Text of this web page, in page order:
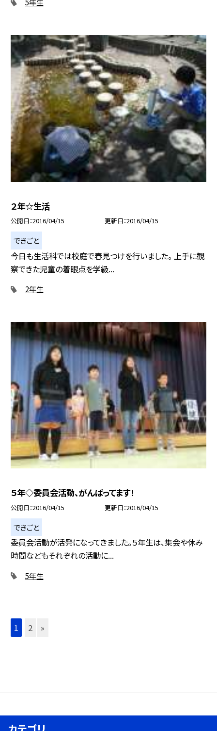
２年☆生活
公開日 2016/04/15 更新日 2016/04/15
できごと
今日も生活科では校庭で春見つけを行いました。 上手に観
察できた児童の着眼点を学級...
2年生
５年◇委員会活動、がんばってます！
公開日 2016/04/15 更新日 2016/04/15
できごと
委員会活動が活発になってきました。５年生は、集会や休み
時間などもそれぞれの活動に...
5年生
1 2 »